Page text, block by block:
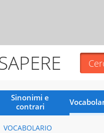
Sinonimi e
contrari
VOCABOLARIO